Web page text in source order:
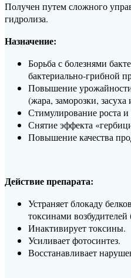
Получен путем сложного
гидролиза.
Назначение:
Борьба с болезнями
бактериально-грибной
Повышение
(жара, заморозки, засуха
Стимулирование роста и
Снятие эффекта
Повышение качества
Действие препарата:
Устраняет блокаду
токсинами возбудителей
Инактивирует токсины.
Усиливает фотосинтез.
Восстанавливает